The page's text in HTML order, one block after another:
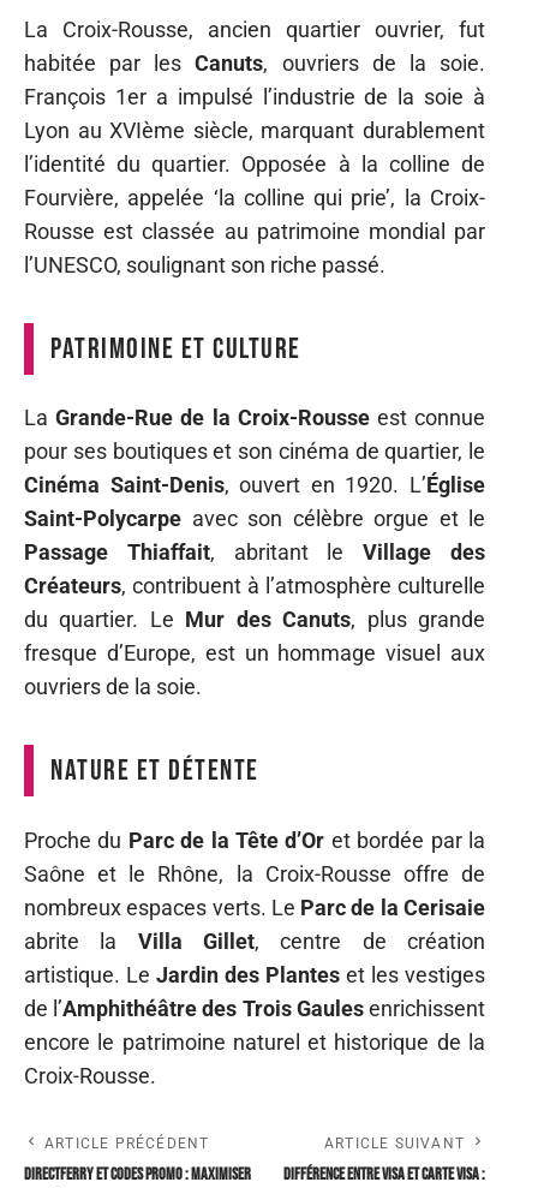
La Croix-Rousse, ancien quartier ouvrier, fut
habitée par lesCanuts, ouvriers de la soie.
François 1er a impulsé l’industrie de la soie à
Lyon au XVIème siècle, marquant durablement
l’identité du quartier. Opposée à la colline de
Fourvière, appelée ‘la colline qui prie’, la Croix-
Rousse est classée au patrimoine mondial par
l’UNESCO, soulignant son riche passé.
Patrimoine et culture
LaGrande-Rue de la Croix-Rousseest connue
pour ses boutiques et son cinéma de quartier, le
Cinéma Saint-Denis, ouvert en 1920. L’Église
Saint-Polycarpe avec son célèbre orgue et le
Passage Thiaffait, abritant leVillage des
Créateurs, contribuent à l’atmosphère culturelle
du quartier. Le Mur des Canuts, plus grande
fresque d’Europe, est un hommage visuel aux
ouvriers de la soie.
Nature et détente
Proche du Parc de la Tête d’Or et bordée par la
Saône et le Rhône, la Croix-Rousse offre de
nombreux espaces verts. Le Parc de la Cerisaie
abrite la Villa Gillet, centre de création
artistique. Le Jardin des Plantes et les vestiges
de l’Amphithéâtre des Trois Gaulesenrichissent
encore le patrimoine naturel et historique de la
Croix-Rousse.
ARTICLE PRÉCÉDENT
Directferry et codes promo : maximiser
ARTICLE SUIVANT
Différence entre visa et carte visa :